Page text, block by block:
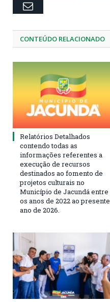
Email
CONTEÚDO RELACIONADO
Relatórios Detalhados
contendo todas as
informações referentes a
execução de recursos
destinados ao fomento de
projetos culturais no
Município de Jacundá entre
os anos de 2022 ao presente
ano de 2026.